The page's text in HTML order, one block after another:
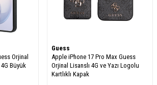
Orjinal
4G Büyük
Guess
Apple iPhone 17 Pro Max Guess
Orjinal Lisanslı 4G ve Yazı Logolu
Kartlıklı Kapak